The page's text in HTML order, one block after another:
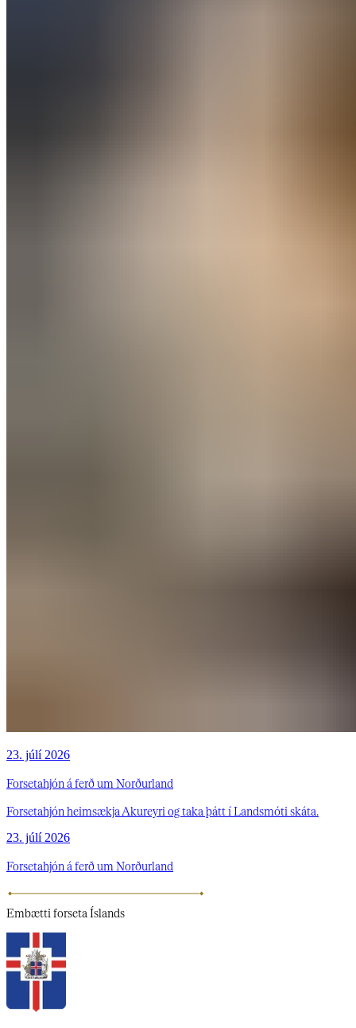
23. júlí 2026
Forsetahjón á ferð um Norðurland
Forsetahjón heimsækja Akureyri og taka þátt í Landsmóti skáta.
23. júlí 2026
Forsetahjón á ferð um Norðurland
Embætti forseta Íslands